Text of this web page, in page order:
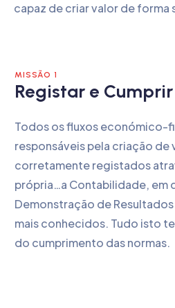
capaz de criar valor de forma
MISSÃO 1
Registar e Cumprir
Todos os fluxos económico-
responsáveis pela criação de
corretamente registados
própria…a Contabilidade, em
Demonstração de
mais conhecidos. Tudo isto
do cumprimento das normas.